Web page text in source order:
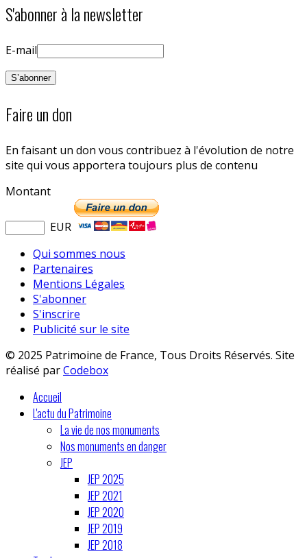
S'abonner à la newsletter
E-mail
Faire un don
En faisant un don vous contribuez à l'évolution de notre
site qui vous apportera toujours plus de contenu
Montant
EUR
Qui sommes nous
Partenaires
Mentions Légales
S'abonner
S'inscrire
Publicité sur le site
© 2025 Patrimoine de France, Tous Droits Réservés. Site
réalisé parCodebox
Accueil
L'actu du Patrimoine
La vie de nos monuments
Nos monuments en danger
JEP
JEP 2025
JEP 2021
JEP 2020
JEP 2019
JEP 2018